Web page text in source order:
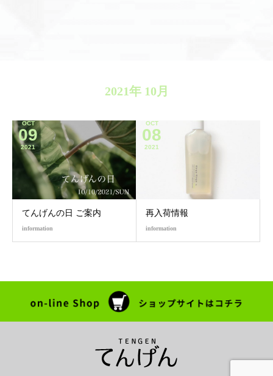
2021年 10月
OCT
09
2021
てんげんの日 ご案内
information
OCT
08
2021
再入荷情報
information